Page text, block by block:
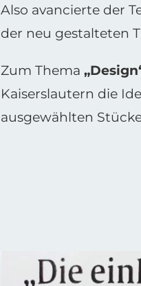
Also avancierte der
der neu gestalteten
Zum Thema
Kaiserslautern die
ausgewählten